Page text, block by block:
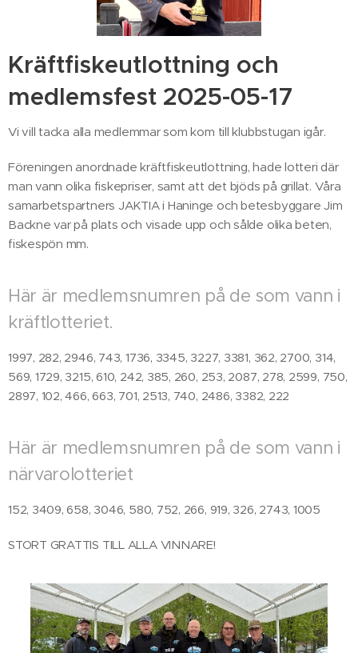
Kräftfiskeutlottning och
medlemsfest 2025-05-17
Vi vill tacka alla medlemmar som kom till klubbstugan igår.
Föreningen anordnade kräftfiskeutlottning, hade lotteri där
man vann olika fiskepriser, samt att det bjöds på grillat. Våra
samarbetspartners JAKTIA i Haninge och betesbyggare Jim
Backne var på plats och visade upp och sålde olika beten,
fiskespön mm.
Här är medlemsnumren på de som vann i
kräftlotteriet.
1997, 282, 2946, 743, 1736, 3345, 3227, 3381, 362, 2700, 314,
569, 1729, 3215, 610, 242, 385, 260, 253, 2087, 278, 2599, 750,
2897, 102, 466, 663, 701, 2513, 740, 2486, 3382, 222
Här är medlemsnumren på de som vann i
närvarolotteriet
152, 3409, 658, 3046, 580, 752, 266, 919, 326, 2743, 1005
STORT GRATTIS TILL ALLA VINNARE!